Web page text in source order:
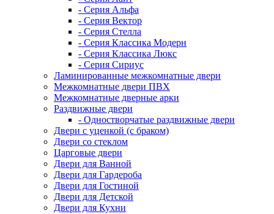
- Серия Альфа
- Серия Вектор
- Серия Стелла
- Серия Классика Модерн
- Серия Классика Люкс
- Серия Сириус
Ламинированные межкомнатные двери
Межкомнатные двери ПВХ
Межкомнатные дверные арки
Раздвижные двери
- Одностворчатые раздвижные двери
Двери с уценкой (с браком)
Двери со стеклом
Царговые двери
Двери для Ванной
Двери для Гардероба
Двери для Гостиной
Двери для Детской
Двери для Кухни